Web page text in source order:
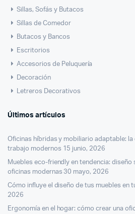
Sillas, Sofás y Butacos
Sillas de Comedor
Butacos y Bancos
Escritorios
Accesorios de Peluquería
Decoración
Letreros Decorativos
Últimos artículos
Oficinas híbridas y mobiliario adaptable:
trabajo modernos 15 junio, 2026
Muebles eco-friendly en tendencia:
oficinas modernas 30 mayo, 2026
Cómo influye el diseño de tus muebles en
2026
Ergonomía en el hogar: cómo crear una